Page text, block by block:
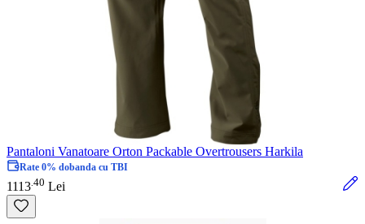
Pantaloni Vanatoare Orton Packable Overtrousers Harkila
Rate 0% dobanda cu TBI
1113 40 Lei